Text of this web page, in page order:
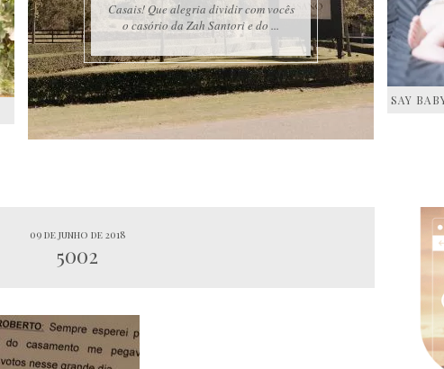
Casais! Que alegria dividir com vocês
o casório da Zah Santori e do ...
SAY
09 de junho de 2018
5002